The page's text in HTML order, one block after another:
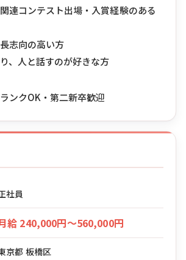
連コンテスト出場・入賞経験のある
志向の高い方
、人と話すのが好きな方
ンクOK・第二新卒歓迎
社員
給 240,000円〜560,000円
京都 板橋区